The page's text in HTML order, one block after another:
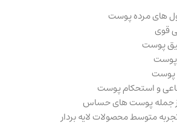
های مرده پوست
قوی
پوست
پوست
پوست
و استحکام پوست
جمله پوست های حساس
متوسط محصولات لایه بردار